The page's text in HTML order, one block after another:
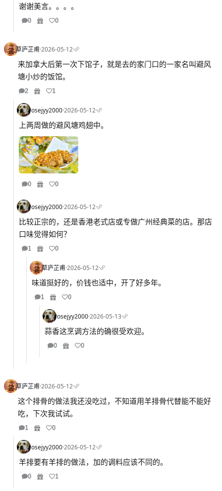
谢谢美言。。。。
0 0
草庐芷甫·2026-05-12·
来加拿大后第一次下馆子，就是去的家门口的一家名叫避风
塘小炒的饭馆。
2 1
rosejyy2000·2026-05-12·
上两周做的避风塘鸡翅中。
0 0
rosejyy2000·2026-05-12·
比较正宗的，还是香港老式店或专做广州经典菜的店。那店
口味觉得如何？
1 0
草庐芷甫·2026-05-12·
味道挺好的，价钱也适中，开了好多年。
1 0
rosejyy2000·2026-05-13·
蒜香这烹调方法的确很受欢迎。
0 0
草庐芷甫·2026-05-12·
这个排骨的做法我还没吃过，不知道用羊排骨代替能不能好
吃，下次我试试。
1 0
rosejyy2000·2026-05-12·
羊排要有羊排的做法，加的调料应该不同的。
0 1